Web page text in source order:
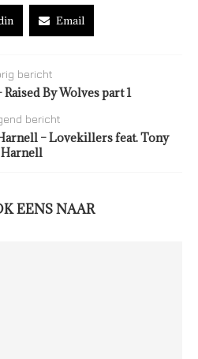
Email
bericht
By Wolves part 1
bericht
– Lovekillers feat. Tony
Harnell
EENS NAAR